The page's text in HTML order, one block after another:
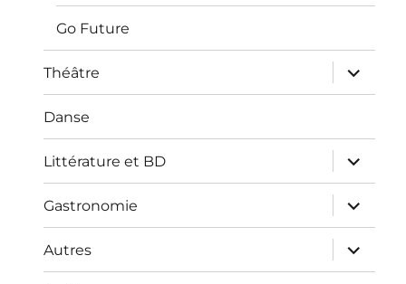
Go Future
Théâtre
ouvrir
le
sous-
Danse
Littérature et BD
ouvrir
le
sous-
menu
Gastronomie
ouvrir
le
sous-
menu
Autres
ouvrir
le
sous-